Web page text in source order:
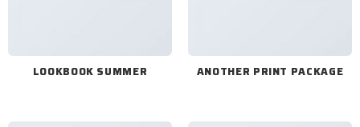
LOOKBOOK SUMMER ANOTHER PRINT PACKAGE